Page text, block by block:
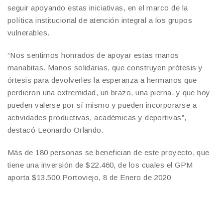
seguir apoyando estas iniciativas, en el marco de la
política institucional de atención integral a los grupos
vulnerables.
“Nos sentimos honrados de apoyar estas manos
manabitas. Manos solidarias, que construyen prótesis y
órtesis para devolverles la esperanza a hermanos que
perdieron una extremidad, un brazo, una pierna, y que hoy
pueden valerse por sí mismo y pueden incorporarse a
actividades productivas, académicas y deportivas”,
destacó Leonardo Orlando.
Más de 180 personas se benefician de este proyecto, que
tiene una inversión de $22.460, de los cuales el GPM
aporta $13.500.Portoviejo, 8 de Enero de 2020